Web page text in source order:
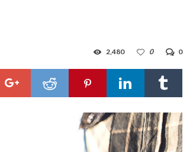
0
0
2,480